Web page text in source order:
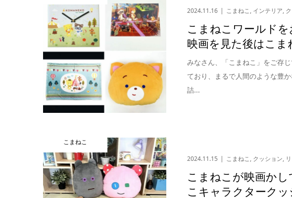
2024.11.16 こまねこ , インテリア,
こまねこワールドを
映画を見た後はこ
みなさん、「こまねこ」をご存
ており、まるで人間のような豊
詰...
こまねこ
2024.11.15 こまねこ, クッション,
こまねこが映画か
こキャラクターク